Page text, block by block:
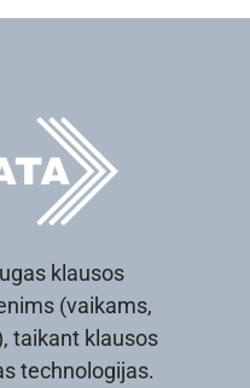
klausos
(vaikams,
taikant klausos
technologijas.